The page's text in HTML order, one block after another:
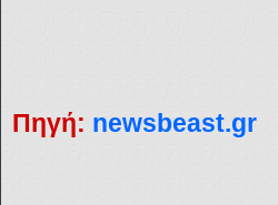
Πηγή: newsbeast.gr